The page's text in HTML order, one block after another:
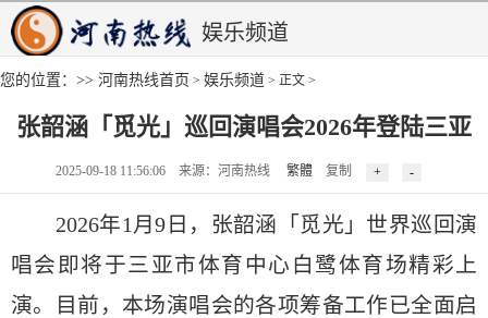
娱乐频道
您的位置：>> 河南热线首页 > 娱乐频道 > 正文 >
张韶涵「觅光」巡回演唱会2026年登陆三亚
2025-09-18 11:56:06 来源：河南热线 繁體 复制
2026年1月9日，张韶涵「觅光」世界巡回演
唱会即将于三亚市体育中心白鹭体育场精彩上
演。目前，本场演唱会的各项筹备工作已全面启